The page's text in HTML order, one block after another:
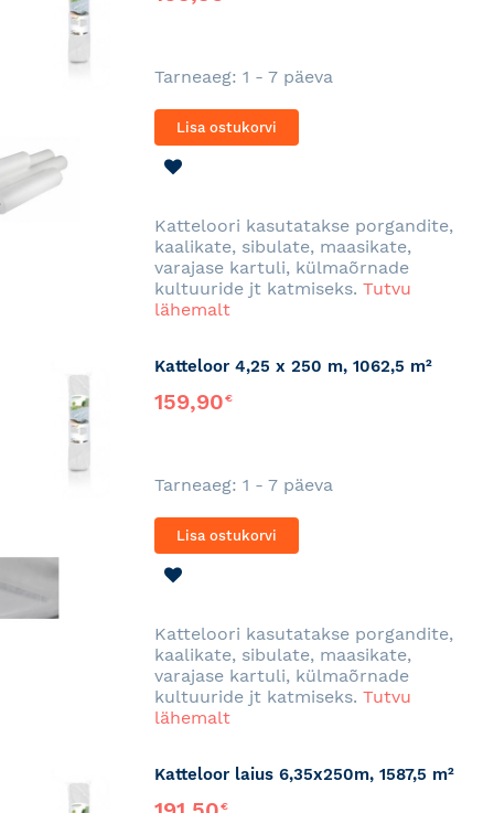
Tarneaeg: 1 - 7 päeva
Lisa ostukorvi
Katteloori kasutatakse porgandite,
kaalikate, sibulate, maasikate,
varajase kartuli, külmaõrnade
kultuuride jt katmiseks. Tutvu
lähemalt
Katteloor 4,25 x 250 m, 1062,5 m²
159,90€
Tarneaeg: 1 - 7 päeva
Lisa ostukorvi
Katteloori kasutatakse porgandite,
kaalikate, sibulate, maasikate,
varajase kartuli, külmaõrnade
kultuuride jt katmiseks. Tutvu
lähemalt
Katteloor laius 6,35x250m, 1587,5 m²
€